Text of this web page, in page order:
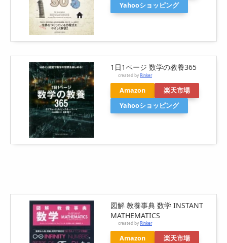
Yahooショッピング
1日1ページ 数学の教養365
created byRinker
Amazon
楽天市場
Yahooショッピング
図解 教養事典 数学 INSTANT
MATHEMATICS
created byRinker
Amazon
楽天市場